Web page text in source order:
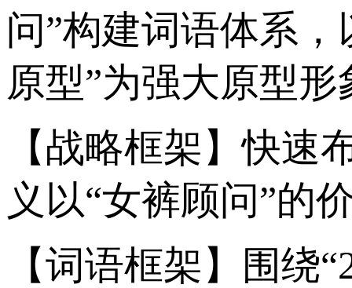
问”构建词语体系
原型”为强大原型形
【战略框架】快速
义以“女裤顾问”的
【词语框架】围绕